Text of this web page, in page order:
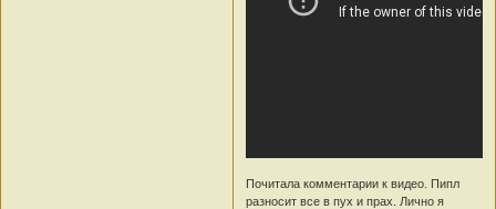
Почитала комментарии к видео. Пипл
разносит все в пух и прах. Лично я